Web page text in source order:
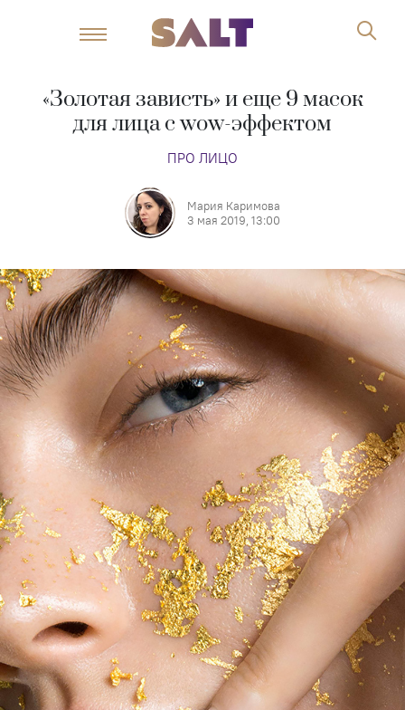
«Золотая зависть» и еще 9 масок
для лица с wow-эффектом
ПРО ЛИЦО
Мария Каримова
3 мая 2019, 13:00